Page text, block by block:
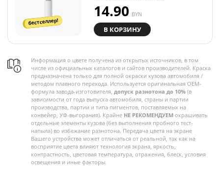
бестселлер!
14.90 BYN
В КОРЗИНУ
Информация о цвете получена из открытых источников, в том
числе из официальных каталогов и сайтов производителей. Краска
предназначена только для полной окраски кузова автомобиля /
методом плавного перехода. Используется оригинальная OEM-
формула завода-изготовителя, допуск разнотона до 10% (в
зависимости от года выпуска автомобиля, страны и партии
производства, партии и типа пигментов, поставляемых на
конвейер, УФ-выгорания). Крайне НЕ РЕКОМЕНДУЕМ окрашивать
отдельные элементы кузова (без выполнения пробного тест-
напыла) во избежание разнотона. Передача цвета на экране
Вашего устройства может отличаться от реальной, так как на
восприятие цвета влияют технология экрана, яркость,
контрастность, цветовая температура, отражения, блеск, условия
освещения и иные факторы.